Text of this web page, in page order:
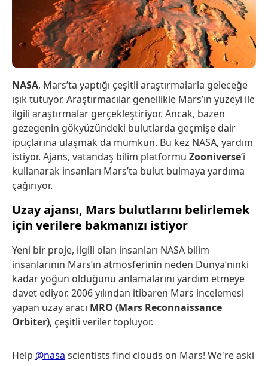
NASA, Mars’ta yaptığı çeşitli araştırmalarla geleceğe
ışık tutuyor. Araştırmacılar genellikle Mars’ın yüzeyi ile
ilgili araştırmalar gerçekleştiriyor. Ancak, bazen
gezegenin gökyüzündeki bulutlarda geçmişe dair
ipuçlarına ulaşmak da mümkün. Bu kez NASA, yardım
istiyor. Ajans, vatandaş bilim platformu Zooniverse‘i
kullanarak insanları Mars’ta bulut bulmaya yardıma
çağırıyor.
Uzay ajansı, Mars bulutlarını belirlemek
için verilere bakmanızı istiyor
Yeni bir proje, ilgili olan insanları NASA bilim
insanlarının Mars’ın atmosferinin neden Dünya’nınki
kadar yoğun olduğunu anlamalarını yardım etmeye
davet ediyor. 2006 yılından itibaren Mars incelemesi
yapan uzay aracı MRO (Mars Reconnaissance
Orbiter), çeşitli veriler topluyor.
Help @nasa scientists find clouds on Mars! We're aski